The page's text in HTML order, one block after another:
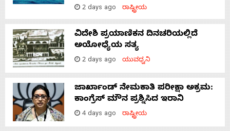
2 days ago ರಾಷ್ಟ್ರೀಯ
ವಿದೇಶಿ ಪ್ರಯಾಣಿಕನ ದಿನಚರಿಯಲ್ಲಿದೆ
ಅಯೋಧ್ಯೆಯ ಸತ್ಯ
2 days ago ಯುವಧ್ವನಿ
ಜಾರ್ಖಾಂಡ್‌ ನೇಮಕಾತಿ ಪರೀಕ್ಷಾ ಅಕ್ರಮ:
ಕಾಂಗ್ರೆಸ್‌ ಮೌನ ಪ್ರಶ್ನಿಸಿದ ಇರಾನಿ
4 days ago ರಾಷ್ಟ್ರೀಯ